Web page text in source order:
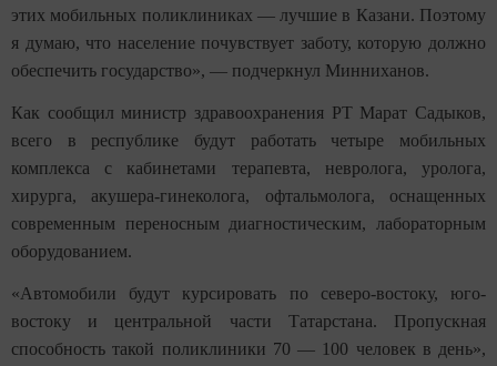
этих мобильных поликлиниках — лучшие в Казани. Поэтому
я думаю, что население почувствует заботу, которую должно
обеспечить государство», — подчеркнул Минниханов.
Как сообщил министр здравоохранения РТ Марат Садыков,
всего в республике будут работать четыре мобильных
комплекса с кабинетами терапевта, невролога, уролога,
хирурга, акушера-гинеколога, офтальмолога, оснащенных
современным переносным диагностическим, лабораторным
оборудованием.
«Автомобили будут курсировать по северо-востоку, юго-
востоку и центральной части Татарстана. Пропускная
способность такой поликлиники 70 — 100 человек в день»,